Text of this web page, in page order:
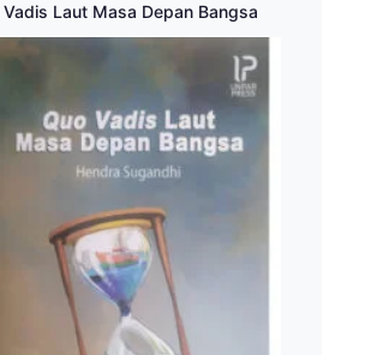
Vadis Laut Masa Depan Bangsa